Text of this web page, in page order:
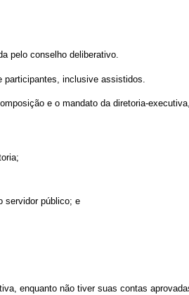
pelo conselho deliberativo.
inclusive assistidos.
e o mandato da diretoria-
servidor público; e
enquanto não tiver suas contas